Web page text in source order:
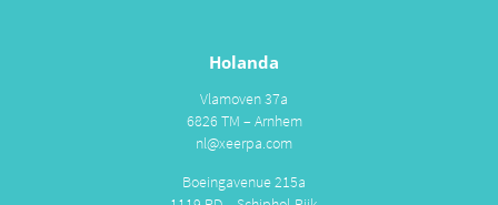
Holanda
Vlamoven 37a
6826 TM – Arnhem
nl@xeerpa.com
Boeingavenue 215a